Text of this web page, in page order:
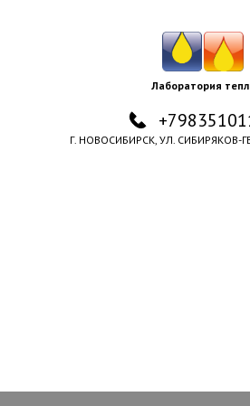
Лаборатория
Г. НОВОСИБИРСК, УЛ. СИБИРЯКОВ-